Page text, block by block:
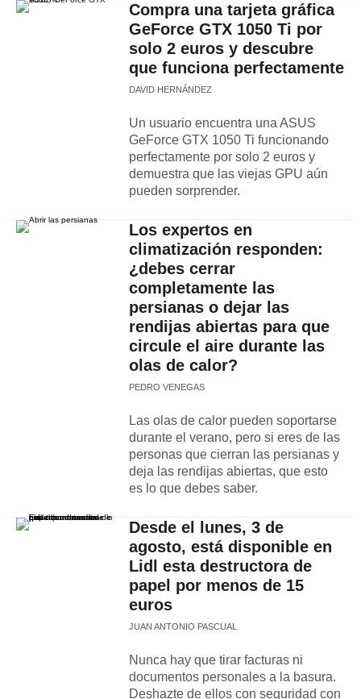
Compra una tarjeta gráfica
GeForce GTX 1050 Ti por
solo 2 euros y descubre
que funciona perfectamente
DAVID HERNÁNDEZ
Un usuario encuentra una ASUS
GeForce GTX 1050 Ti funcionando
perfectamente por solo 2 euros y
demuestra que las viejas GPU aún
pueden sorprender.
Los expertos en
climatización responden:
¿debes cerrar
completamente las
persianas o dejar las
rendijas abiertas para que
circule el aire durante las
olas de calor?
PEDRO VENEGAS
Las olas de calor pueden soportarse
durante el verano, pero si eres de las
personas que cierran las persianas y
deja las rendijas abiertas, que esto
es lo que debes saber.
Desde el lunes, 3 de
agosto, está disponible en
Lidl esta destructora de
papel por menos de 15
euros
JUAN ANTONIO PASCUAL
Nunca hay que tirar facturas ni
documentos personales a la basura.
Deshazte de ellos con seguridad con